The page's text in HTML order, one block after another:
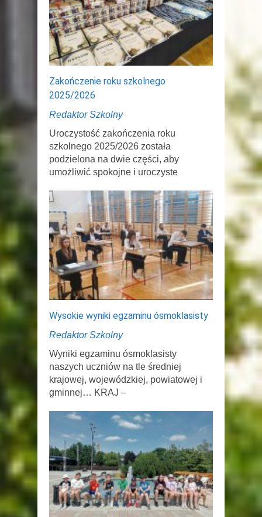
Zakończenie roku szkolnego
2025/2026
Redaktor Szkolny
Uroczystość zakończenia roku
szkolnego 2025/2026 została
podzielona na dwie części, aby
umożliwić spokojne i uroczyste
Wysokie wyniki egzaminu ósmoklasisty
Redaktor Szkolny
Wyniki egzaminu ósmoklasisty
naszych uczniów na tle średniej
krajowej, wojewódzkiej, powiatowej i
gminnej… KRAJ –